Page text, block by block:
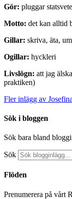
Gör: pluggar
Motto: det kan alltid
Gillar: skriva, äta,
Ogillar: hyckleri
Livslögn: att jag
praktiken)
Fler inlägg av
Sök i bloggen
Sök bara bland
Sök
Flöden
Prenumerera på vårt